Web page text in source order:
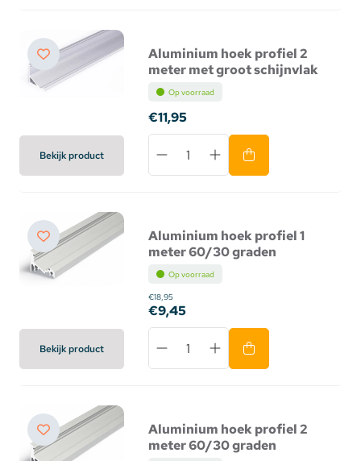
Bekijk product
Aluminium hoek profiel 2
meter met groot schijnvlak
Op voorraad
€11,95
Bekijk product
Aluminium hoek profiel 1
meter 60/30 graden
Op voorraad
€18,95
€9,45
Aluminium hoek profiel 2
meter 60/30 graden